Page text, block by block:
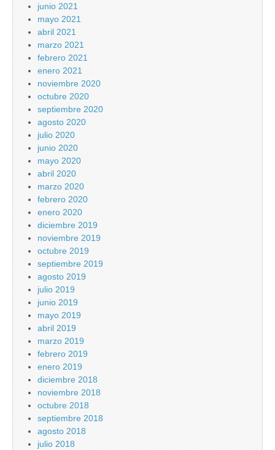
junio 2021
mayo 2021
abril 2021
marzo 2021
febrero 2021
enero 2021
noviembre 2020
octubre 2020
septiembre 2020
agosto 2020
julio 2020
junio 2020
mayo 2020
abril 2020
marzo 2020
febrero 2020
enero 2020
diciembre 2019
noviembre 2019
octubre 2019
septiembre 2019
agosto 2019
julio 2019
junio 2019
mayo 2019
abril 2019
marzo 2019
febrero 2019
enero 2019
diciembre 2018
noviembre 2018
octubre 2018
septiembre 2018
agosto 2018
julio 2018